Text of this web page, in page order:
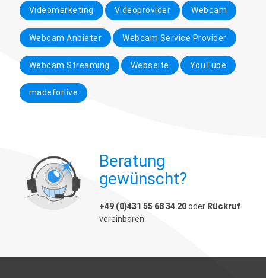
Videomarketing Videoprovider Webcam
Webcam Anbieter Webcam Service Provider
Webcam Streaming Webseite YouTube
madeforlive
Beratung
gewünscht?
+49 (0)431 55 68 34 20oder Rückruf
vereinbaren